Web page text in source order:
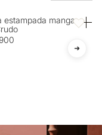
estampada manga